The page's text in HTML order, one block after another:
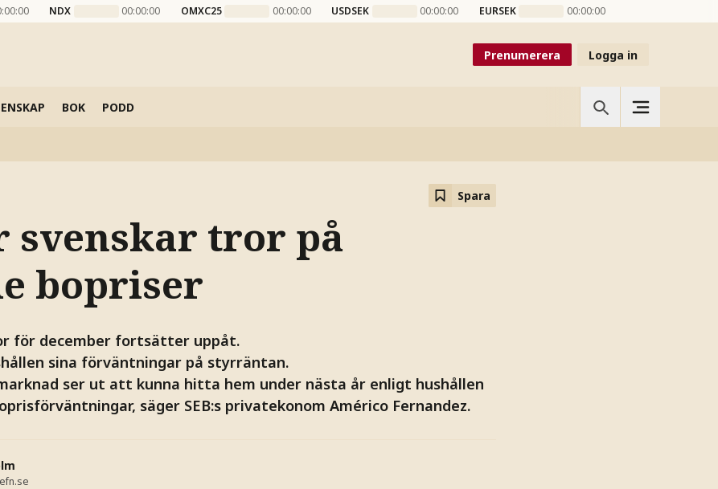
NDX 00:00:00 OMXC25 00:00:00 USDSEK 00:00:00 EURSEK 00:00:00
Prenumerera Logga in
BOK PODD
Spara
tror på
bopriser
för december fortsätter uppåt.
sina förväntningar på styrräntan.
ser ut att kunna hitta hem under nästa år enligt hushållen
säger SEB:s privatekonom Américo Fernandez.